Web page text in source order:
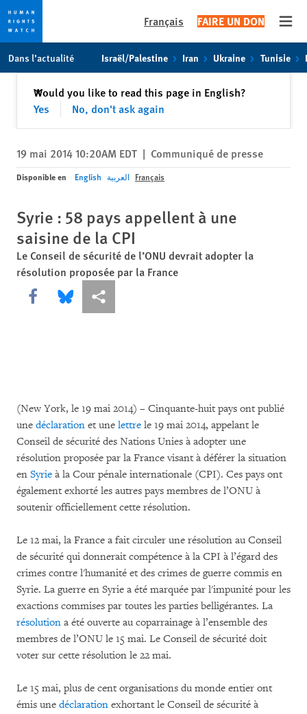
toto
content
Français FAIRE UN DON
Dans l’actualité Israël/Palestine Iran Ukraine Tunisie
Would you like to read this page in English?
Yes
No, don't ask again
✕Fermer
19 mai 2014 10:20AM EDT | Communiqué de presse
Disponible en English العربية Français
Syrie : 58 pays appellent à une
saisine de la CPI
Le Conseil de sécurité de l’ONU devrait adopter la
résolution proposée par la France
Share this via Facebook
Share this via Bluesky
Share this via Partagez
(New York, le 19 mai 2014) – Cinquante-huit pays ont publié
une déclaration et une lettre le 19 mai 2014, appelant le
Conseil de sécurité des Nations Unies à adopter une
résolution proposée par la France visant à déférer la situation
en Syrie à la Cour pénale internationale (CPI). Ces pays ont
également exhorté les autres pays membres de l’ONU à
soutenir officiellement cette résolution.
Le 12 mai, la France a fait circuler une résolution au Conseil
de sécurité qui donnerait compétence à la CPI à l’égard des
crimes contre l'humanité et des crimes de guerre commis en
Syrie. La guerre en Syrie a été marquée par l'impunité pour les
exactions commises par toutes les parties belligérantes. La
résolution a été ouverte au coparrainage à l’ensemble des
membres de l’ONU le 15 mai. Le Conseil de sécurité doit
voter sur cette résolution le 22 mai.
Le 15 mai, plus de cent organisations du monde entier ont
émis une déclaration exhortant le Conseil de sécurité à